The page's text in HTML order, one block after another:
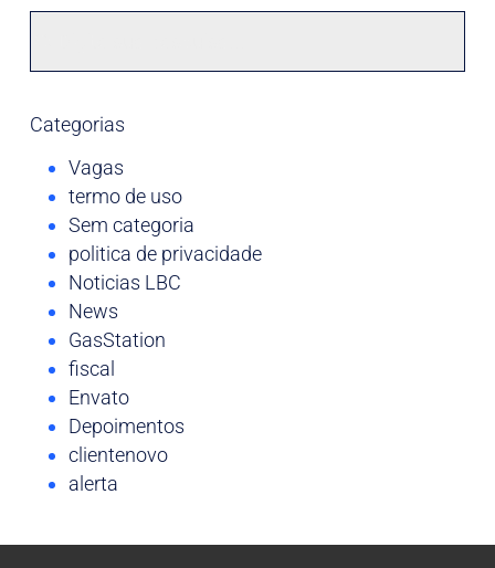
Categorias
Vagas
termo de uso
Sem categoria
politica de privacidade
Noticias LBC
News
GasStation
fiscal
Envato
Depoimentos
clientenovo
alerta